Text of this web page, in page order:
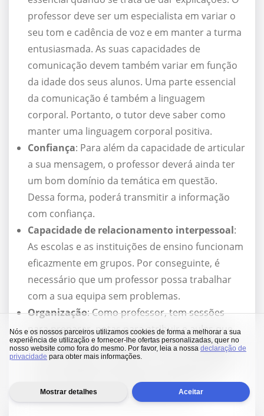
Nós e os nossos parceiros utilizamos cookies de forma a melhorar a sua
experiência de utilização e fornecer-lhe ofertas personalizadas, quer no
nosso website como fora do mesmo. Por favor, leia a nossa declaração de
privacidade para obter mais informações.
Mostrar detalhes Aceitar
professor deve ser um especialista em variar o
seu tom e cadência de voz e em manter a turma
entusiasmada. As suas capacidades de
comunicação devem também variar em função
da idade dos seus alunos. Uma parte essencial
da comunicação é também a linguagem
corporal. Portanto, o tutor deve saber como
manter uma linguagem corporal positiva.
Confiança: Para além da capacidade de articular
a sua mensagem, o professor deverá ainda ter
um bom domínio da temática em questão.
Dessa forma, poderá transmitir a informação
com confiança.
Capacidade de relacionamento interpessoal:
As escolas e as instituições de ensino funcionam
eficazmente em grupos. Por conseguinte, é
necessário que um professor possa trabalhar
com a sua equipa sem problemas.
Organização: Como professor, tem sessões
para preparar, notas para atribuir e aulas que
deve frequentar. O ensino pode ser esmagador
se não conseguir organizar o seu tempo. Deve,
nenhum trabalho é deixado para trás.